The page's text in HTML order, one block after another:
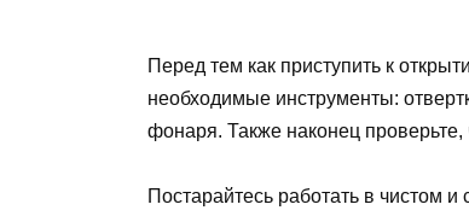
Перед тем как приступить к
необходимые инструменты:
фонаря. Также наконец
Постарайтесь работать в чистом